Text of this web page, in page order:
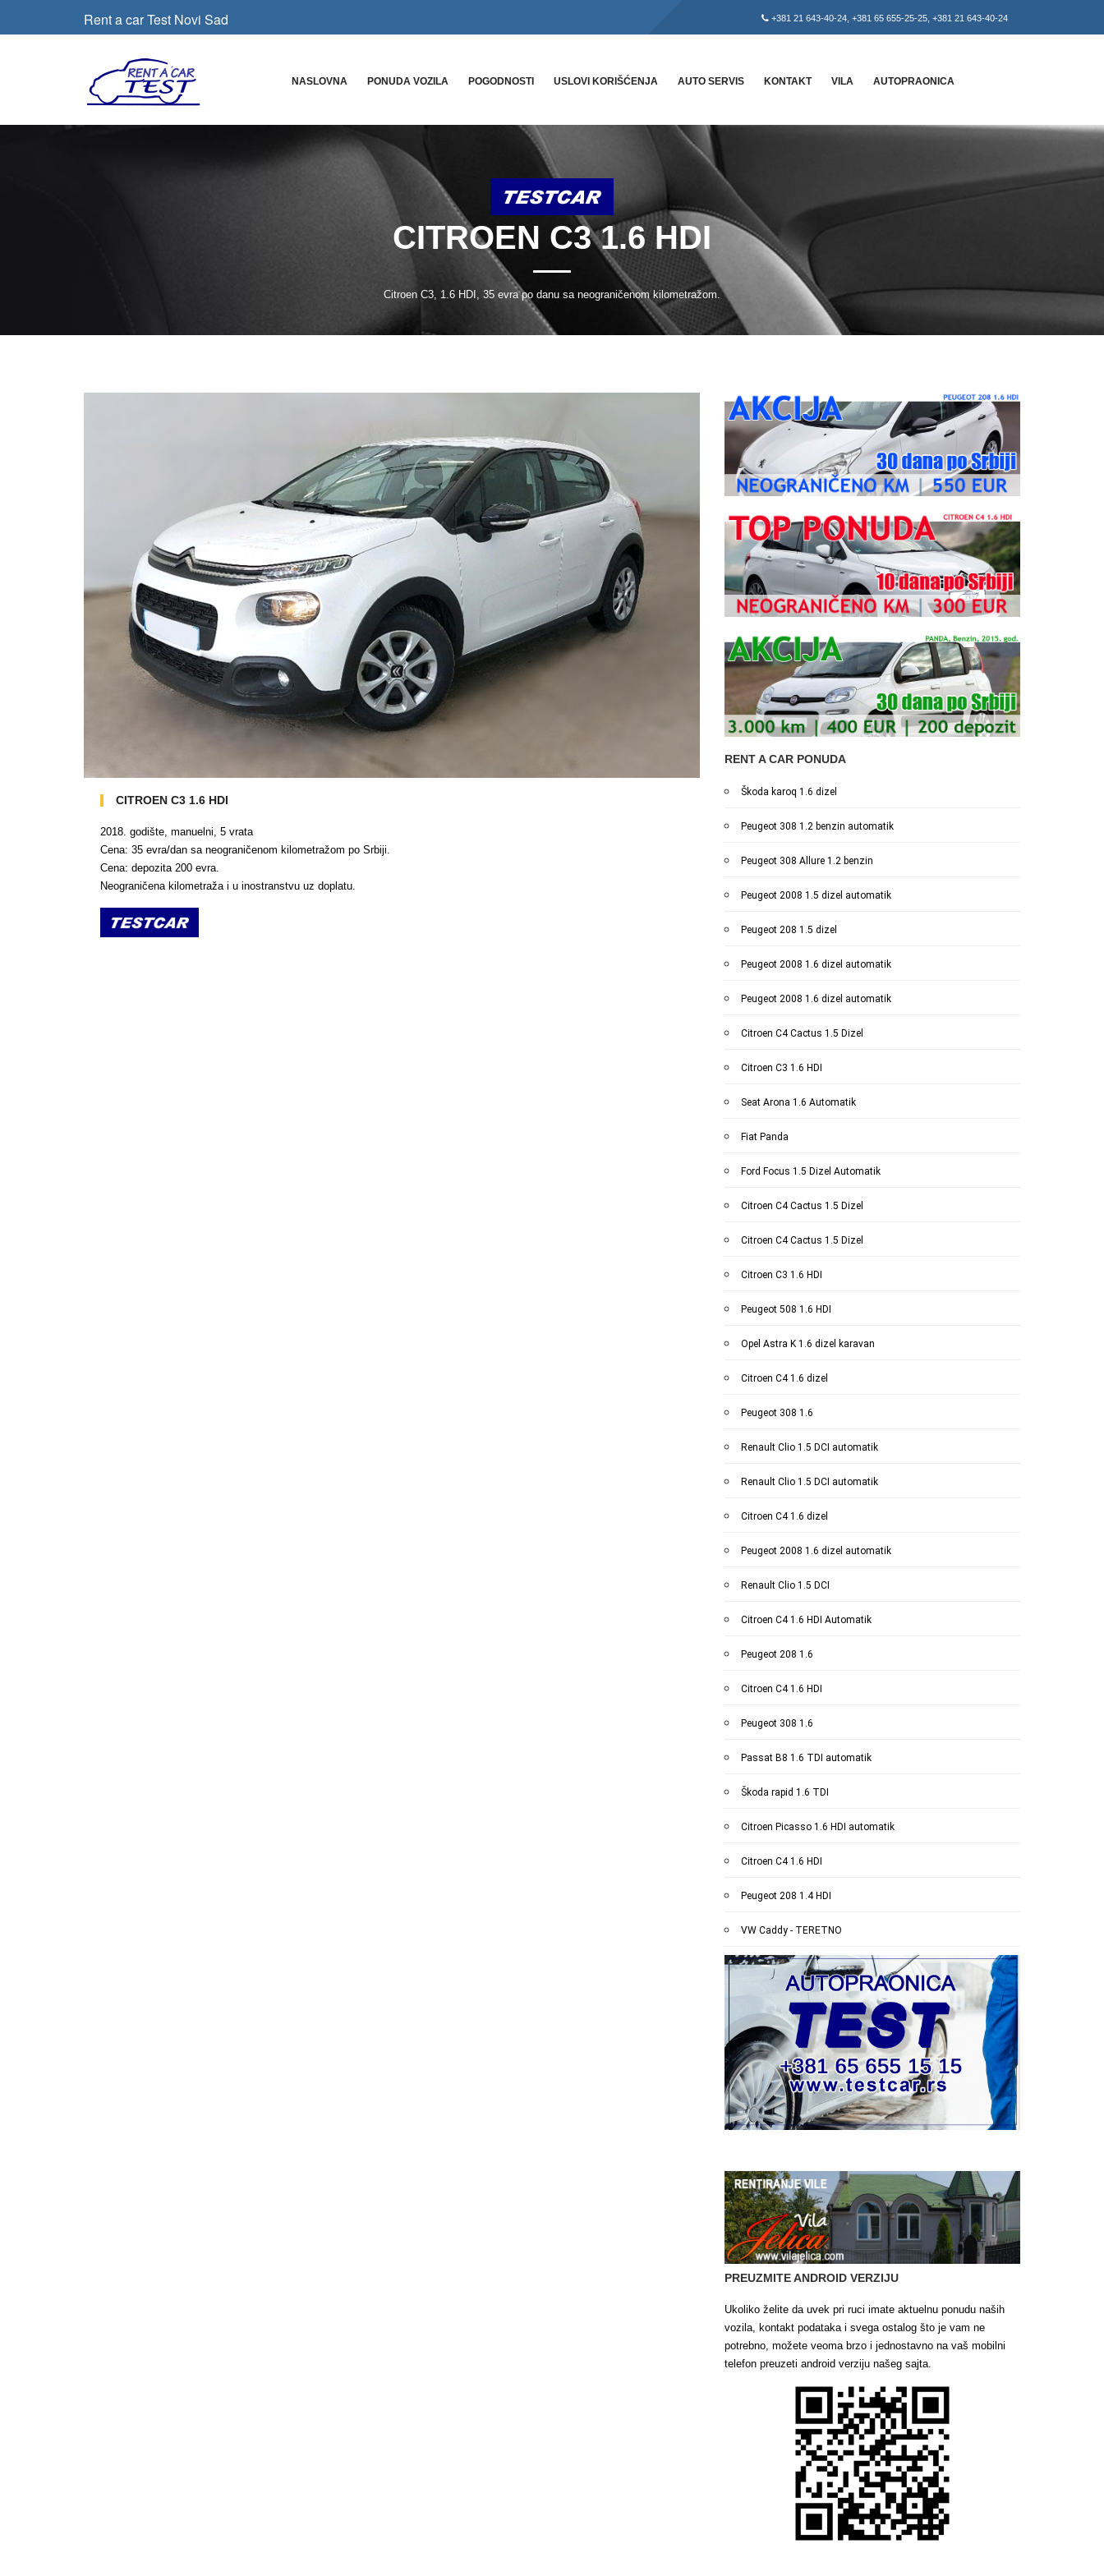
Rent a car Test Novi Sad +381 21 643-40-24 +381 65 655-25-25 +381 21 643-40-24
NASLOVNA PONUDA VOZILA POGODNOSTI USLOVI KORIŠĆENJA AUTO SERVIS KONTAKT VILA AUTOPRAONICA
CITROEN C3 1.6 HDI
Citroen C3, 1.6 HDI, 35 evra po danu sa neograničenom kilometražom.
CITROEN C3 1.6 HDI
2018. godište, manuelni, 5 vrata
Cena: 35 evra/dan sa neograničenom kilometražom po Srbiji.
Cena: depozita 200 evra.
Neograničena kilometraža i u inostranstvu uz doplatu.
RENT A CAR PONUDA
Škoda karoq 1.6 dizel
Peugeot 308 1.2 benzin automatik
Peugeot 308 Allure 1.2 benzin
Peugeot 2008 1.5 dizel automatik
Peugeot 208 1.5 dizel
Peugeot 2008 1.6 dizel automatik
Peugeot 2008 1.6 dizel automatik
Citroen C4 Cactus 1.5 Dizel
Citroen C3 1.6 HDI
Seat Arona 1.6 Automatik
Fiat Panda
Ford Focus 1.5 Dizel Automatik
Citroen C4 Cactus 1.5 Dizel
Citroen C4 Cactus 1.5 Dizel
Citroen C3 1.6 HDI
Peugeot 508 1.6 HDI
Opel Astra K 1.6 dizel karavan
Citroen C4 1.6 dizel
Peugeot 308 1.6
Renault Clio 1.5 DCI automatik
Renault Clio 1.5 DCI automatik
Citroen C4 1.6 dizel
Peugeot 2008 1.6 dizel automatik
Renault Clio 1.5 DCI
Citroen C4 1.6 HDI Automatik
Peugeot 208 1.6
Citroen C4 1.6 HDI
Peugeot 308 1.6
Passat B8 1.6 TDI automatik
Škoda rapid 1.6 TDI
Citroen Picasso 1.6 HDI automatik
Citroen C4 1.6 HDI
Peugeot 208 1.4 HDI
VW Caddy - TERETNO
PREUZMITE ANDROID VERZIJU
Ukoliko želite da uvek pri ruci imate aktuelnu ponudu naših
vozila, kontakt podataka i svega ostalog što je vam ne
potrebno, možete veoma brzo i jednostavno na vaš mobilni
telefon preuzeti android verziju našeg sajta.